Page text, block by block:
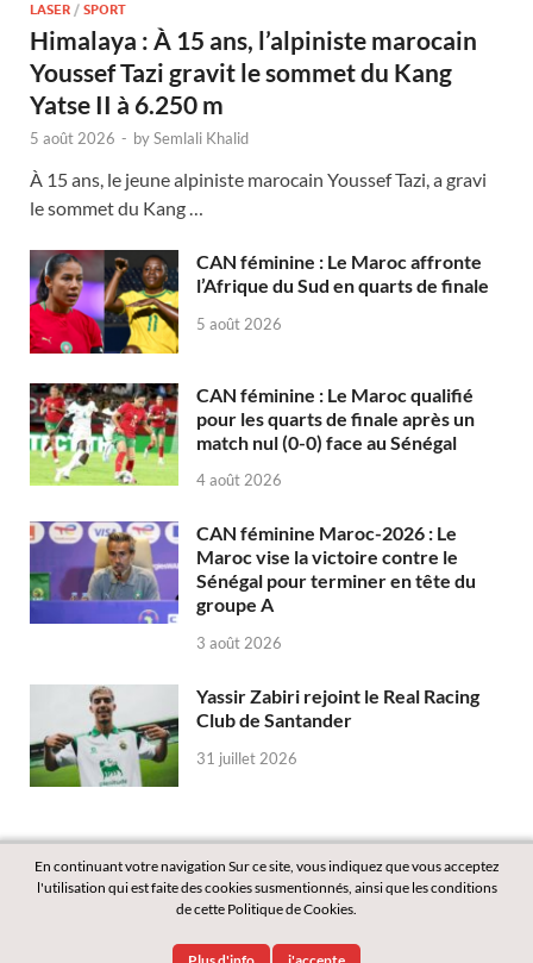
LASER / SPORT
Himalaya : À 15 ans, l’alpiniste marocain
Youssef Tazi gravit le sommet du Kang
Yatse II à 6.250 m
5 août 2026 - bySemlali Khalid
À 15 ans, le jeune alpiniste marocain Youssef Tazi, a gravi
le sommet du Kang …
CAN féminine : Le Maroc affronte
l’Afrique du Sud en quarts de finale
5 août 2026
CAN féminine : Le Maroc qualifié
pour les quarts de finale après un
match nul (0-0) face au Sénégal
4 août 2026
CAN féminine Maroc-2026 : Le
Maroc vise la victoire contre le
Sénégal pour terminer en tête du
groupe A
3 août 2026
Yassir Zabiri rejoint le Real Racing
Club de Santander
31 juillet 2026
En continuant votre navigation Sur ce site, vous indiquez que vous acceptez
l'utilisation qui est faite des cookies susmentionnés, ainsi que les conditions
de cette Politique de Cookies.